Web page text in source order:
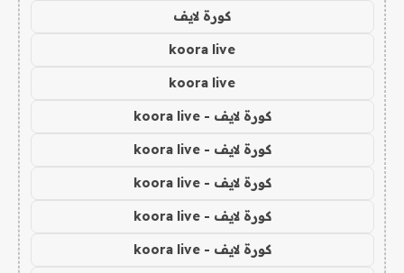
كورة لايف
koora live
koora live
كورة لايف - koora live
كورة لايف - koora live
كورة لايف - koora live
كورة لايف - koora live
كورة لايف - koora live